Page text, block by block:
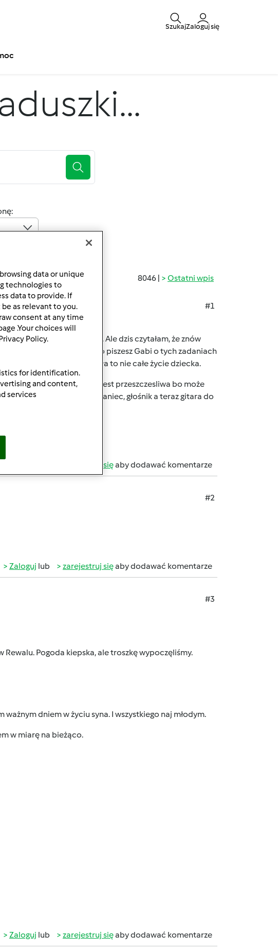
SzukajZaloguj się
8046 | Ostatni wpis
#1
rok przedszkola i ... szkoła. Ale dzis czytałam, że znów
do szkoły. OBY! A to co piszesz Gabi o tych zadaniach
No przecież szkoła to nie całe życie dziecka.
dziecięcą gitarę. I jest przeszczesliwa bo może
Tylko scena, koncert, taniec, głośnik a teraz gitara do
zarejestruj sięaby dodawać komentarze
#2
Zaloguj lub zarejestruj sięaby dodawać komentarze
#3
Pogoda kiepska, ale troszkę wypoczęliśmy.
dniem w życiu syna. I wszystkiego naj młodym.
w miarę na bieżąco.
Zaloguj lub zarejestruj sięaby dodawać komentarze
data or unique
technologies to
data to provide. If
as relevant to you.
consent at any time
.Your choices will
Policy.
for identification.
and content,
services